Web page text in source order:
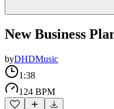
New Business
byDHDMusic
1:38
124 BPM